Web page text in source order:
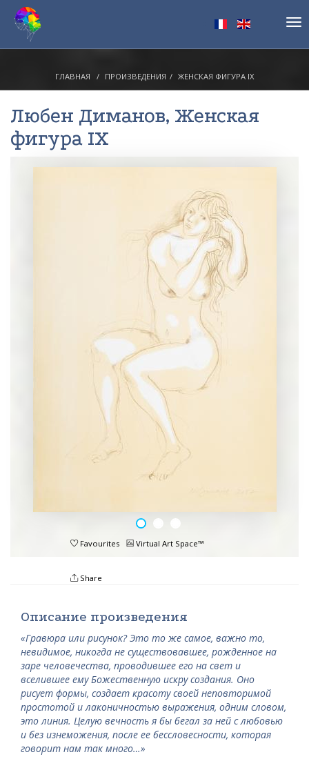
ГЛАВНАЯ ПРОИЗВЕДЕНИЯ ЖЕНСКАЯ ФИГУРА IX
Любен Диманов, Женская
фигура IX
Favourites Virtual Art Space™
Share
Описание произведения
«Гравюра или рисунок? Это то же самое, важно то,
невидимое, никогда не существовавшее, рожденное на
заре человечества, проводившее его на свет и
вселившее ему Божественную искру создания. Оно
рисует формы, создает красоту своей неповторимой
простотой и лаконичностью выражения, одним словом,
это линия. Целую вечность я бы бегал за ней с любовью
и без изнеможения, после ее бессловесности, которая
говорит нам так много…»